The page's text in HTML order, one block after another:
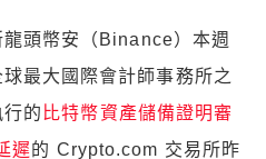
頭幣安（Binance）本週
最大國際會計師事務所之
的 比特幣資產儲備證明審
遲 的 Crypto.com 交易所昨